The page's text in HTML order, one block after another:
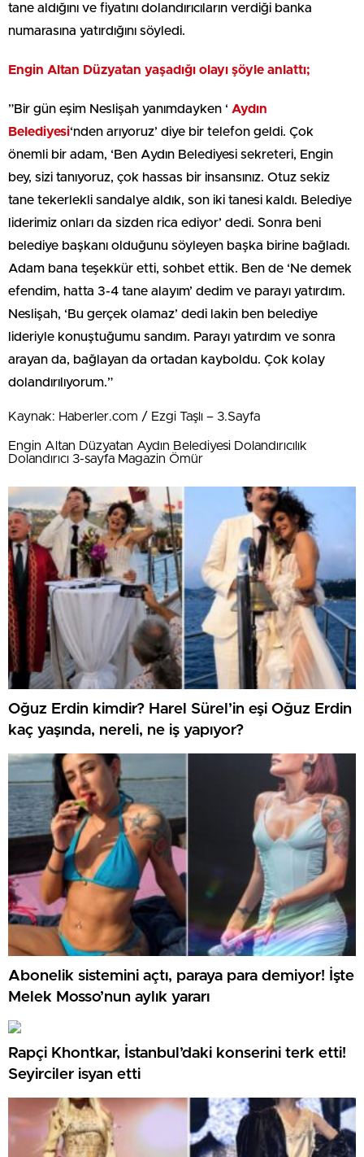
tane aldığını ve fiyatını dolandırıcıların verdiği banka
numarasına yatırdığını söyledi.
Engin Altan Düzyatan yaşadığı olayı şöyle anlattı;
”Bir gün eşim Neslişah yanımdayken ‘ Aydın
Belediyesi‘nden arıyoruz’ diye bir telefon geldi. Çok
önemli bir adam, ‘Ben Aydın Belediyesi sekreteri, Engin
bey, sizi tanıyoruz, çok hassas bir insansınız. Otuz sekiz
tane tekerlekli sandalye aldık, son iki tanesi kaldı. Belediye
liderimiz onları da sizden rica ediyor’ dedi. Sonra beni
belediye başkanı olduğunu söyleyen başka birine bağladı.
Adam bana teşekkür etti, sohbet ettik. Ben de ‘Ne demek
efendim, hatta 3-4 tane alayım’ dedim ve parayı yatırdım.
Neslişah, ‘Bu gerçek olamaz’ dedi lakin ben belediye
lideriyle konuştuğumu sandım. Parayı yatırdım ve sonra
arayan da, bağlayan da ortadan kayboldu. Çok kolay
dolandırılıyorum.”
Kaynak: Haberler.com / Ezgi Taşlı – 3.Sayfa
Engin Altan Düzyatan Aydın Belediyesi Dolandırıcılık
Dolandırıcı 3-sayfa Magazin Ömür
Oğuz Erdin kimdir? Harel Sürel’in eşi Oğuz Erdin
kaç yaşında, nereli, ne iş yapıyor?
Abonelik sistemini açtı, paraya para demiyor! İşte
Melek Mosso’nun aylık yararı
Rapçi Khontkar, İstanbul’daki konserini terk etti!
Seyirciler isyan etti